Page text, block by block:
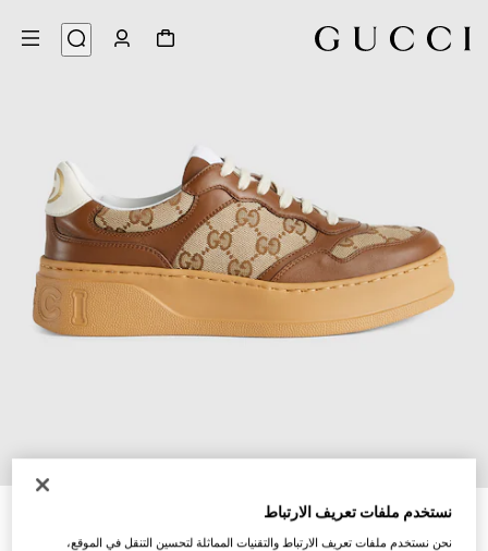
Virtual Try-On
حذاء سنيكرز بنقش GG للنساء
نستخدم ملفات تعريف الارتباط
نحن نستخدم ملفات تعريف الارتباط والتقنيات المماثلة لتحسين التنقل في الموقع،